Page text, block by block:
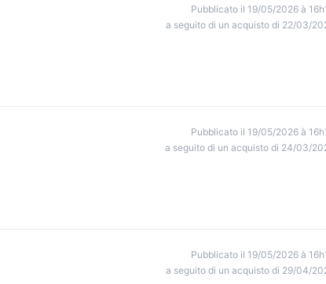
Pubblicato il 19/05/2026 à
a seguito di un acquisto di 22/03/
Pubblicato il 19/05/2026 à
a seguito di un acquisto di 24/03/
Pubblicato il 19/05/2026 à
a seguito di un acquisto di 29/04/